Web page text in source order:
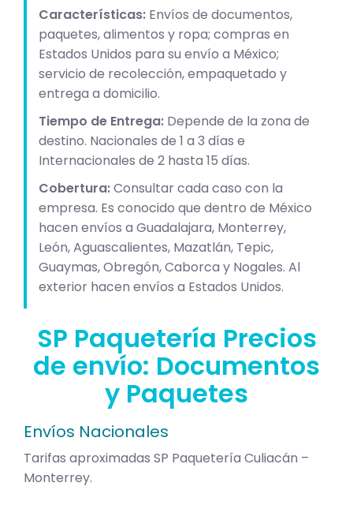
Características: Envíos de documentos,
paquetes, alimentos y ropa; compras en
Estados Unidos para su envío a México;
servicio de recolección, empaquetado y
entrega a domicilio.
Tiempo de Entrega: Depende de la zona de
destino. Nacionales de 1 a 3 días e
Internacionales de 2 hasta 15 días.
Cobertura:Consultar cada caso con la
empresa. Es conocido que dentro de México
hacen envíos a Guadalajara, Monterrey,
León, Aguascalientes, Mazatlán, Tepic,
Guaymas, Obregón, Caborca y Nogales. Al
exterior hacen envíos a Estados Unidos.
SP Paquetería Precios
de envío: Documentos
y Paquetes
Envíos Nacionales
Tarifas aproximadas SP Paquetería Culiacán –
Monterrey.